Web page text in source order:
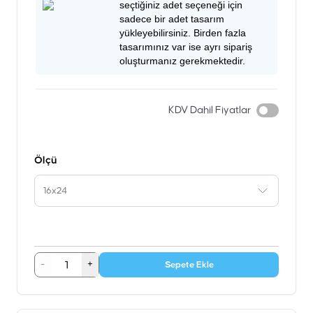
seçtiğiniz adet seçeneği için
sadece bir adet tasarım
yükleyebilirsiniz. Birden fazla
tasarımınız var ise ayrı sipariş
oluşturmanız gerekmektedir.
KDV Dahil Fiyatlar
Ölçü
16x24
- + Sepete Ekle